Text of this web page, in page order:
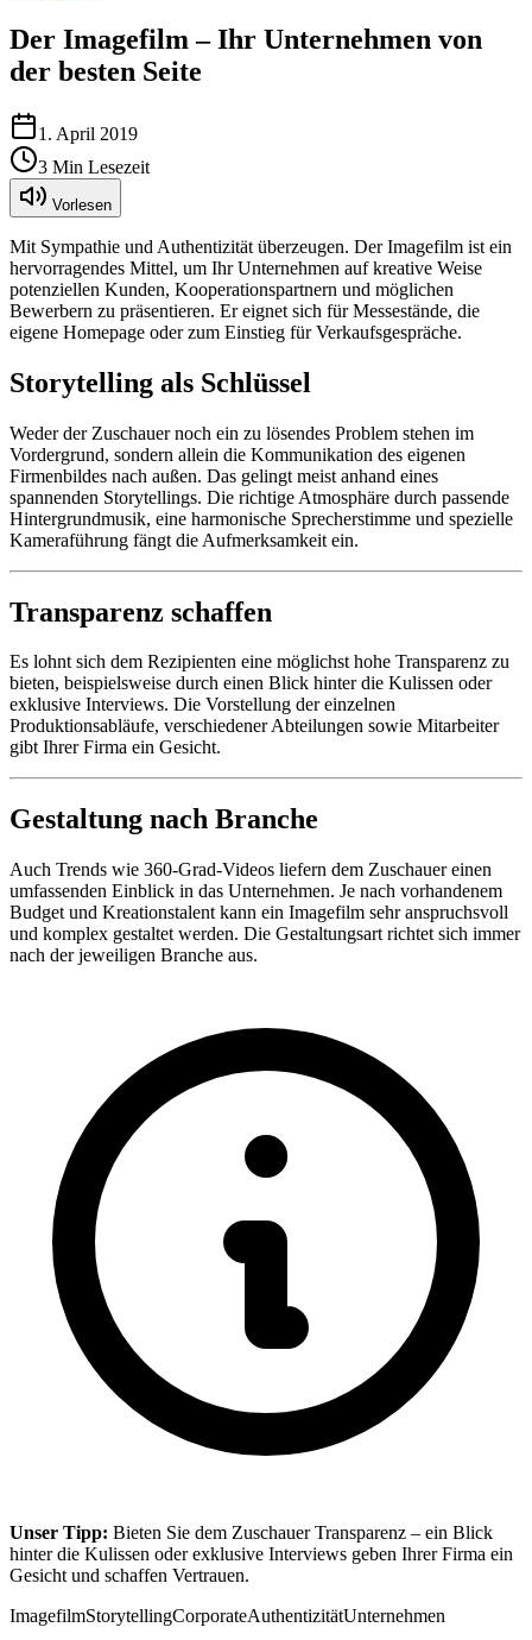
Der Imagefilm – Ihr Unternehmen von
der besten Seite
1. April 2019
3 Min Lesezeit
Vorlesen
Mit Sympathie und Authentizität überzeugen. Der Imagefilm ist ein
hervorragendes Mittel, um Ihr Unternehmen auf kreative Weise
potenziellen Kunden, Kooperationspartnern und möglichen
Bewerbern zu präsentieren. Er eignet sich für Messestände, die
eigene Homepage oder zum Einstieg für Verkaufsgespräche.
Storytelling als Schlüssel
Weder der Zuschauer noch ein zu lösendes Problem stehen im
Vordergrund, sondern allein die Kommunikation des eigenen
Firmenbildes nach außen. Das gelingt meist anhand eines
spannenden Storytellings. Die richtige Atmosphäre durch passende
Hintergrundmusik, eine harmonische Sprecherstimme und spezielle
Kameraführung fängt die Aufmerksamkeit ein.
Transparenz schaffen
Es lohnt sich dem Rezipienten eine möglichst hohe Transparenz zu
bieten, beispielsweise durch einen Blick hinter die Kulissen oder
exklusive Interviews. Die Vorstellung der einzelnen
Produktionsabläufe, verschiedener Abteilungen sowie Mitarbeiter
gibt Ihrer Firma ein Gesicht.
Gestaltung nach Branche
Auch Trends wie 360-Grad-Videos liefern dem Zuschauer einen
umfassenden Einblick in das Unternehmen. Je nach vorhandenem
Budget und Kreationstalent kann ein Imagefilm sehr anspruchsvoll
und komplex gestaltet werden. Die Gestaltungsart richtet sich immer
nach der jeweiligen Branche aus.
Unser Tipp: Bieten Sie dem Zuschauer Transparenz – ein Blick
hinter die Kulissen oder exklusive Interviews geben Ihrer Firma ein
Gesicht und schaffen Vertrauen.
ImagefilmStorytellingCorporateAuthentizitätUnternehmen